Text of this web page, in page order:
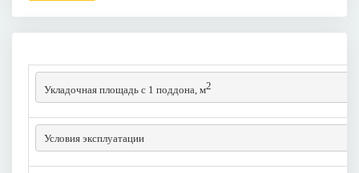
Укладочная площадь с 1 поддона, м2
Условия эксплуатации